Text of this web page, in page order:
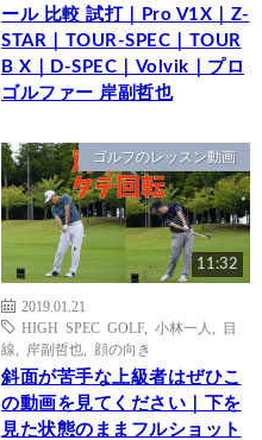
ール 比較 試打｜Pro V1X｜Z-
STAR｜TOUR-SPEC｜TOUR
B X｜D-SPEC｜Volvik｜プロ
ゴルファー 岸副哲也
ゴルフのレッスン動画
11:32
2019.01.21
HIGH SPEC GOLF, 小林一人
目
線
岸副哲也 顔の向き
斜面が苦手な上級者はぜひこ
の動画を見てください｜下を
見た状態のままフルショット